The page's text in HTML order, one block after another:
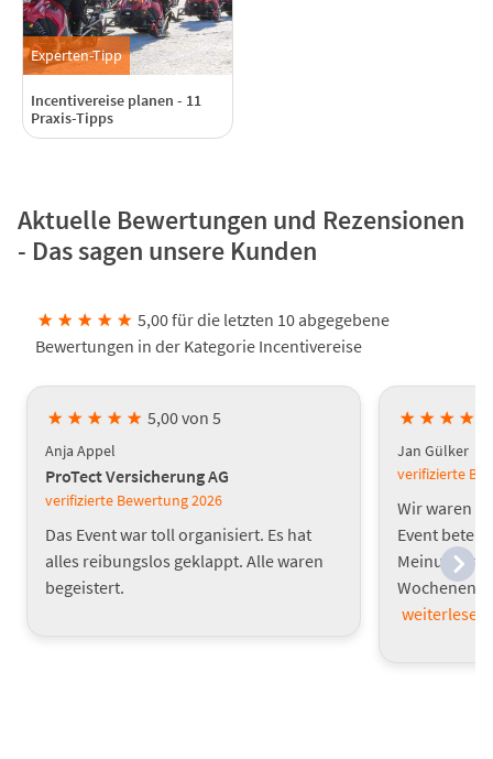
Experten-Tipp
Incentivereise planen - 11
Praxis-Tipps
Aktuelle Bewertungen und Rezensionen
- Das sagen unsere Kunden
★ ★ ★ ★ ★ 5,00 für die letzten 10 abgegebene
Bewertungen in der Kategorie Incentivereise
★ ★ ★ ★ ★ 5,00 von 5
Anja Appel
ProTect Versicherung AG
verifizierte Bewertung2026
Das Event war toll organisiert. Es hat
alles reibungslos geklappt. Alle waren
begeistert.
★ ★ ★ ★
Jan Gülker
verifizierte
Wir waren
Event
Meinung,
weiterlesen